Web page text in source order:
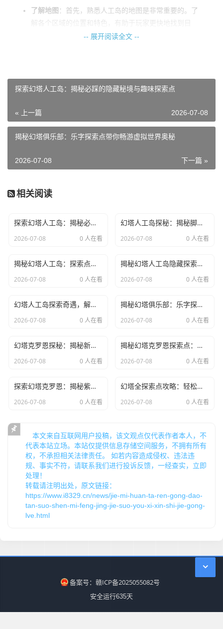
了解地图 ：首先，熟悉人工岛的地图是非常重要的。了
解各个区域的位置和特色，有助于玩家更快地找到目
深入探险
挑战副本：人工岛上有许多副本，玩家可以组队挑战，
提升角色
组队合作 ：人工岛上的许多挑战都需要玩家组队合作才
人工岛的设计灵感来源于世界各地著名的景点，如意大利的
景故事，玩家在探险过程中可以逐渐揭开这些故事的真相。
幻塔人工岛是一个充满神秘和挑战的地方，它不仅为玩家提
同冒险的地方。希望以上的攻略能帮助大家在游戏中畅游无
阻，享受游戏带来的乐趣。
-- 展开阅读全文 --
探索幻塔人工岛：揭秘必踩的隐藏秘境与趣味探索点
« 上一篇 2026-07-08
揭秘幻塔俱乐部：乐字探索点带你畅游虚拟世界奥秘
下一篇 »
2026-07-08
相关阅读
探索幻塔人工岛：揭秘必踩的隐藏秘境与趣味探索点
2026-07-08 0 人在看
幻塔人工岛探秘：揭秘脚下神秘世界，揭秘探险者的足迹与奇遇
2026-07-08 0 人在看
揭秘幻塔人工岛：探索点车攻略，新手玩家必看！如何轻松驾驭车辆，畅游奇幻世界
2026-07-08 0 人在看
揭秘幻塔人工岛隐藏探索点，轻松解锁神秘密码攻略全解析
2026-07-08 0 人在看
幻塔人工岛探索奇遇，解锁隐藏美景图片大揭秘
2026-07-08 0 人在看
揭秘幻塔俱乐部：乐字探索点带你畅游虚拟世界奥秘
2026-07-08 0 人在看
幻塔克罗恩探秘：揭秘新手玩家必知的五大攻略技巧
2026-07-08 0 人在看
揭秘幻塔克罗恩探索点：地图攻略与隐藏宝藏指南
2026-07-08 0 人在看
探索幻塔克罗恩：揭秘紫花探索点的神秘之旅
2026-07-08 0 人在看
幻塔全探索点攻略：轻松解锁隐藏秘境，新手玩家也能轻松掌握！
2026-07-08 0 人在看
本文来自互联网用户投稿，该文观点仅代表作者本人，不
代表本站立场。本站仅提供信息存储空间服务，不拥有所有
权，不承担相关法律责任。 如若内容造成侵权、违法违
规、事实不符，请联系我们进行投诉反馈，一经查实，立即
处理！
转载请注明出处，原文链接：
https://www.i8329.cn/news/jie-mi-huan-ta-ren-gong-dao-
tan-suo-shen-mi-feng-jing-jie-suo-you-xi-xin-shi-jie-gong-
lve.html
备案号：赣ICP备2025055082号
安全运行635天